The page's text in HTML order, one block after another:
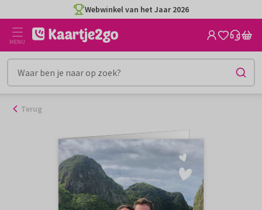
naar
inhoud
Webwinkel van het Jaar 2026
MENU
Terug